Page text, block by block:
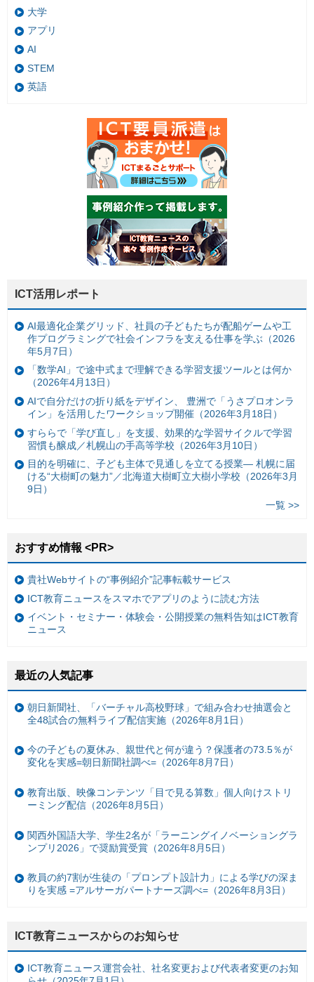
大学
アプリ
AI
STEM
英語
ICT活用レポート
AI最適化企業グリッド、社員の子どもたちが配船ゲームや工
作プログラミングで社会インフラを支える仕事を学ぶ（2026
年5月7日）
「数学AI」で途中式まで理解できる学習支援ツールとは何か
（2026年4月13日）
AIで自分だけの折り紙をデザイン、 豊洲で「うさプロオンラ
イン」を活用したワークショップ開催（2026年3月18日）
すららで「学び直し」を支援、効果的な学習サイクルで学習
習慣も醸成／札幌山の手高等学校（2026年3月10日）
目的を明確に、子ども主体で見通しを立てる授業— 札幌に届
ける“大樹町の魅力”／北海道大樹町立大樹小学校（2026年3月
9日）
一覧 >>
おすすめ情報 <PR>
貴社Webサイトの“事例紹介”記事転載サービス
ICT教育ニュースをスマホでアプリのように読む方法
イベント・セミナー・体験会・公開授業の無料告知はICT教育
ニュース
最近の人気記事
朝日新聞社、「バーチャル高校野球」で組み合わせ抽選会と
全48試合の無料ライブ配信実施（2026年8月1日）
今の子どもの夏休み、親世代と何が違う？保護者の73.5％が
変化を実感=朝日新聞社調べ=（2026年8月7日）
教育出版、映像コンテンツ「目で見る算数」個人向けストリ
ーミング配信（2026年8月5日）
関西外国語大学、学生2名が「ラーニングイノベーショングラ
ンプリ2026」で奨励賞受賞（2026年8月5日）
教員の約7割が生徒の「プロンプト設計力」による学びの深ま
りを実感 =アルサーガパートナーズ調べ=（2026年8月3日）
ICT教育ニュースからのお知らせ
ICT教育ニュース運営会社、社名変更および代表者変更のお知